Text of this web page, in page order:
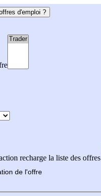
d'emploi ?
recharge la liste des offres
de l'offre